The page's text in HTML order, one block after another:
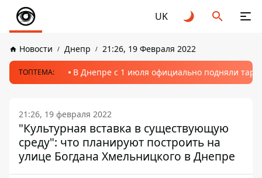
UK
Новости Днепр 21:26, 19 Февраля 2022
ТОПТЕМА: В Днепре с 1 июля официально подняли
21:26, 19 февраля 2022
"Культурная вставка в существующую
среду": что планируют построить на
улице Богдана Хмельницкого в Днепре